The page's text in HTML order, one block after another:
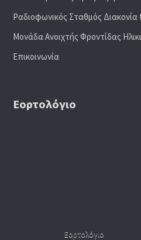
Ραδιoφωνικός Σταθμός Διακονία
Μονάδα Ανοιχτής Φροντίδας
Επικοινωνία
Εορτολόγιο
Εορτολόγιο